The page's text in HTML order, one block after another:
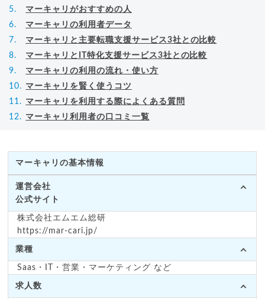
マーキャリがおすすめの人
マーキャリの利用者データ
マーキャリと主要転職支援サービス3社との比較
マーキャリとIT特化支援サービス3社との比較
マーキャリの利用の流れ・使い方
マーキャリを賢く使うコツ
マーキャリを利用する際によくある質問
マーキャリ利用者の口コミ一覧
マーキャリの基本情報
運営会社
公式サイト
株式会社エムエム総研
https://mar-cari.jp/
業種
Saas・IT・営業・マーケティング など
求人数